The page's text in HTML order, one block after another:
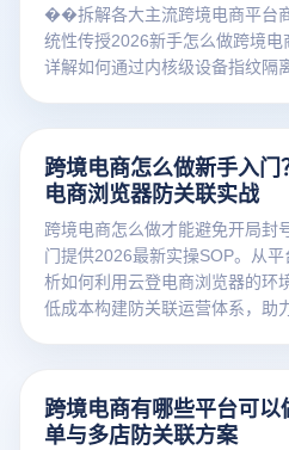
��拆解各大主流跨境电商平台
统性传授2026新手怎么做跨境电
详解如何通过内核级设备指纹隔
跨境电商怎么做新手入
电商浏览器防关联实战
跨境电商怎么做才能避免开局封
门提供2026最新实操SOP。从
析如何利用云登电商浏览器的环
低成本构建防关联运营体系，助
跨境电商有哪些平台可
单与多店防关联方案